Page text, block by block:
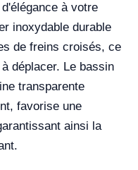
à votre
inoxydable durable
de freins croisés, ce
déplacer. Le bassin
transparente
favorise une
ainsi la